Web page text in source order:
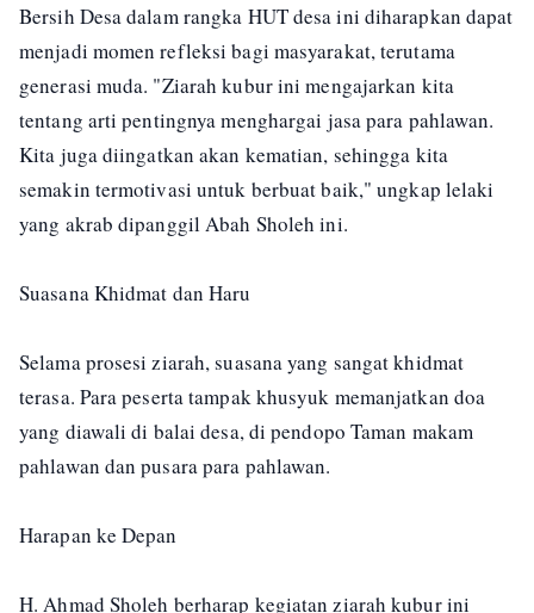
Bersih Desa dalam rangka HUT desa ini diharapkan dapat
menjadi momen refleksi bagi masyarakat, terutama
generasi muda. "Ziarah kubur ini mengajarkan kita
tentang arti pentingnya menghargai jasa para pahlawan.
Kita juga diingatkan akan kematian, sehingga kita
semakin termotivasi untuk berbuat baik," ungkap lelaki
yang akrab dipanggil Abah Sholeh ini.
Suasana Khidmat dan Haru
Selama prosesi ziarah, suasana yang sangat khidmat
terasa. Para peserta tampak khusyuk memanjatkan doa
yang diawali di balai desa, di pendopo Taman makam
pahlawan dan pusara para pahlawan.
Harapan ke Depan
H. Ahmad Sholeh berharap kegiatan ziarah kubur ini